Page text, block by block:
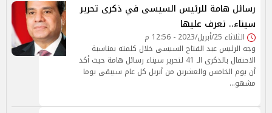
رسائل هامة للرئيس السيسى في ذكرى تحرير
سيناء.. تعرف عليها
الثلاثاء 25/أبريل/2023 - 12:56 م
وجه الرئيس عبد الفتاح السيسى خلال كلمته بمناسبة
الاحتفال بالذكرى الـ 41 لتحرير سيناء رسائل هامة حيث أكد
أن يوم الخامس والعشرين من أبريل كل عام سيبقى يوما
مشهو…